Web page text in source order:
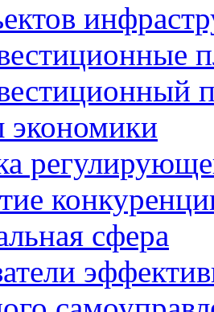
экономики
сфера